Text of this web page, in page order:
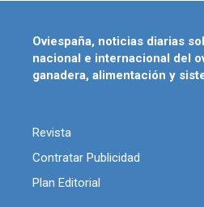
Oviespaña, noticias diarias
nacional e internacional del
ganadera, alimentación y
Revista
Contratar Publicidad
Plan Editorial